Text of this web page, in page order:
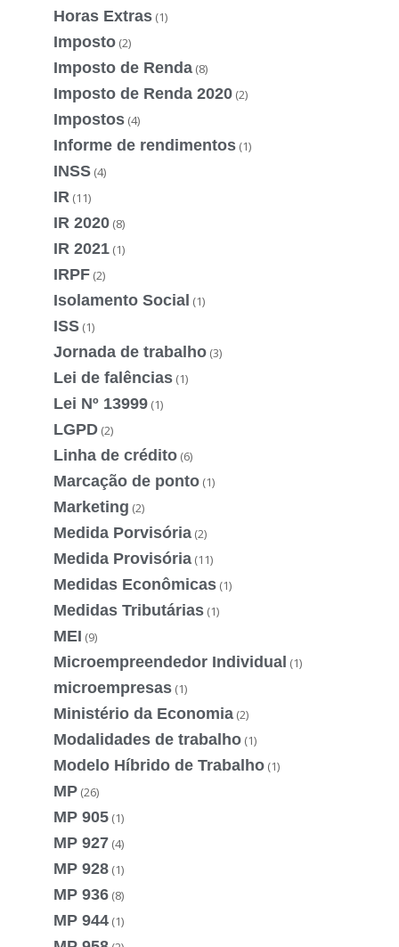
Horas Extras (1)
Imposto (2)
Imposto de Renda (8)
Imposto de Renda 2020 (2)
Impostos (4)
Informe de rendimentos (1)
INSS (4)
IR (11)
IR 2020 (8)
IR 2021 (1)
IRPF (2)
Isolamento Social (1)
ISS (1)
Jornada de trabalho (3)
Lei de falências (1)
Lei Nº 13999 (1)
LGPD (2)
Linha de crédito (6)
Marcação de ponto (1)
Marketing (2)
Medida Porvisória (2)
Medida Provisória (11)
Medidas Econômicas (1)
Medidas Tributárias (1)
MEI (9)
Microempreendedor Individual (1)
microempresas (1)
Ministério da Economia (2)
Modalidades de trabalho (1)
Modelo Híbrido de Trabalho (1)
MP (26)
MP 905 (1)
MP 927 (4)
MP 928 (1)
MP 936 (8)
MP 944 (1)